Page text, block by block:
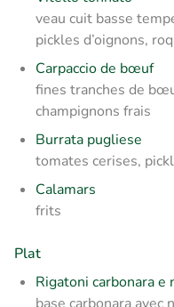
veau cuit basse
pickles d’oignons,
Carpaccio de bœuf
fines tranches de
champignons frais
Burrata pugliese
tomates cerises,
Calamars
frits
Plat
Rigatoni carbonara e